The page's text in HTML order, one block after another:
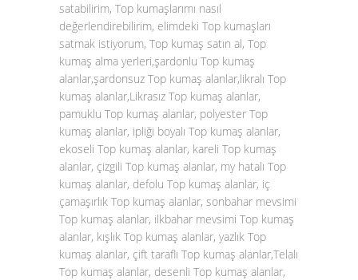
satabilirim, Top kumaşlarımı nasıl
değerlendirebilirim, elimdeki Top kumaşları
satmak istiyorum, Top kumaş satın al, Top
kumaş alma yerleri,şardonlu Top kumaş
alanlar,şardonsuz Top kumaş alanlar,likralı Top
kumaş alanlar,Likrasız Top kumaş alanlar,
pamuklu Top kumaş alanlar, polyester Top
kumaş alanlar, ipliği boyalı Top kumaş alanlar,
ekoseli Top kumaş alanlar, kareli Top kumaş
alanlar, çizgili Top kumaş alanlar, my hatalı Top
kumaş alanlar, defolu Top kumaş alanlar, iç
çamaşırlık Top kumaş alanlar, sonbahar mevsimi
Top kumaş alanlar, ilkbahar mevsimi Top kumaş
alanlar, kışlık Top kumaş alanlar, yazlık Top
kumaş alanlar, çift taraflı Top kumaş alanlar,Telalı
Top kumaş alanlar, desenli Top kumaş alanlar,